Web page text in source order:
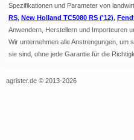
Spezifikationen und Parameter von
RS, New Holland TC5080 RS ('12),
Anwendern, Herstellern und Importeuren
Wir unternehmen alle Anstrengungen, um
sie sind, ohne jede Garantie für die
agrister.de © 2013-2026